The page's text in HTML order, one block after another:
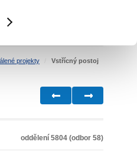
BILATERÁLNÍ SPOLUPRÁCE
projekty
Vstřícný postoj
oddělení 5804 (odbor 58)